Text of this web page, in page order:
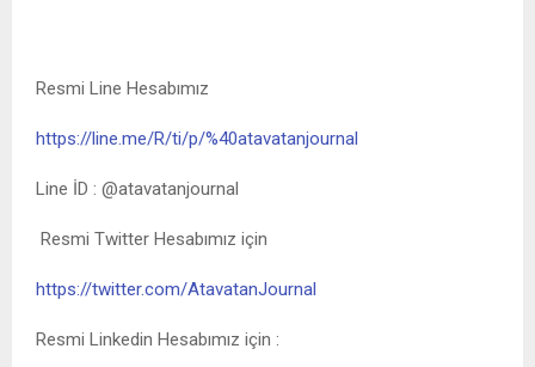
Resmi Line Hesabımız
https://line.me/R/ti/p/%40atavatanjournal
Line İD : @atavatanjournal
Resmi Twitter Hesabımız için
https://twitter.com/AtavatanJournal
Resmi Linkedin Hesabımız için :